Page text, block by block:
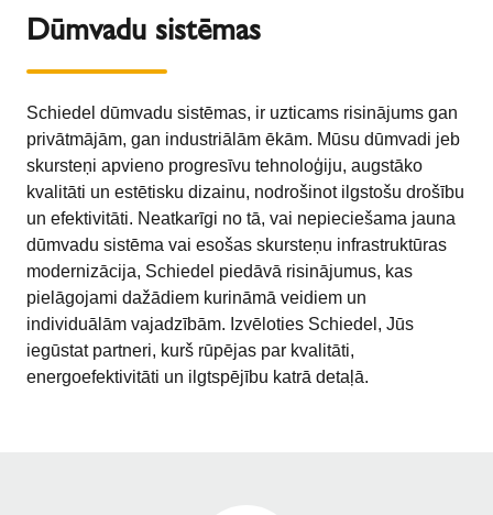
Dūmvadu sistēmas
Schiedel dūmvadu sistēmas, ir uzticams risinājums gan
privātmājām, gan industriālām ēkām. Mūsu dūmvadi jeb
skursteņi apvieno progresīvu tehnoloģiju, augstāko
kvalitāti un estētisku dizainu, nodrošinot ilgstošu drošību
un efektivitāti. Neatkarīgi no tā, vai nepieciešama jauna
dūmvadu sistēma vai esošas skursteņu infrastruktūras
modernizācija, Schiedel piedāvā risinājumus, kas
pielāgojami dažādiem kurināmā veidiem un
individuālām vajadzībām. Izvēloties Schiedel, Jūs
iegūstat partneri, kurš rūpējas par kvalitāti,
energoefektivitāti un ilgtspējību katrā detaļā.